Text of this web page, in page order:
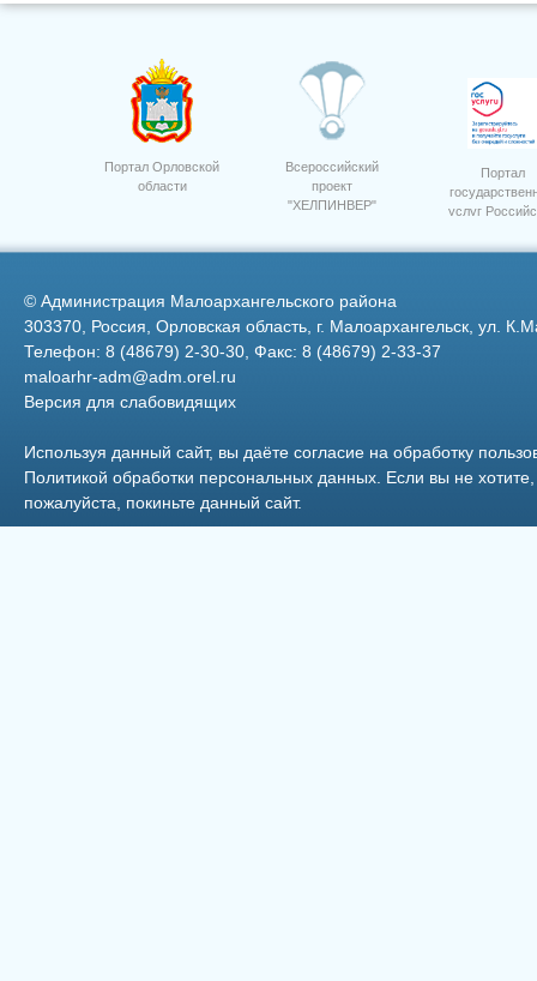
Портал Орловской
области
Всероссийский
проект
"ХЕЛПИНВЕР"
Портал
услуг
© Администрация Малоархангельского района
303370, Россия, Орловская область, г. Малоархангельск, ул.
Телефон: 8 (48679) 2-30-30, Факс: 8 (48679) 2-33-37
maloarhr-adm@adm.orel.ru
Версия для слабовидящих
Используя данный сайт, вы даёте согласие на обработку
Политикой обработки персональных данных . Если вы не
пожалуйста, покиньте данный сайт.